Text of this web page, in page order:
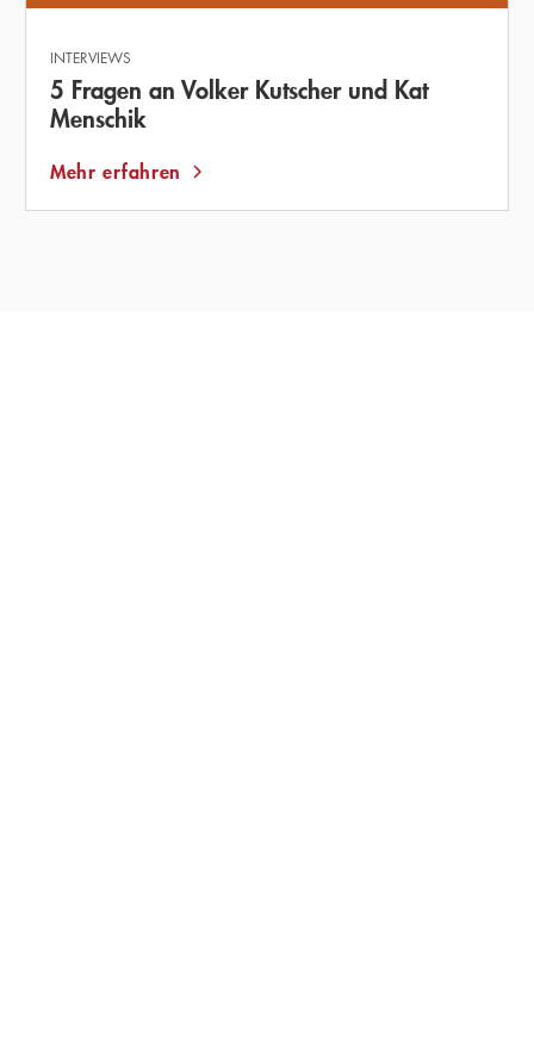
INTERVIEWS
5 Fragen an Volker Kutscher und Kat
Menschik
Mehr erfahren